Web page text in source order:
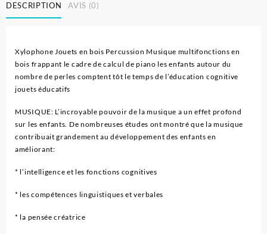
DESCRIPTION AVIS (0)
Xylophone Jouets en bois Percussion Musique multifonctions en
bois frappant le cadre de calcul de piano les enfants autour du
nombre de perles comptent tôt le temps de l’éducation cognitive
jouets éducatifs
MUSIQUE: L’incroyable pouvoir de la musique a un effet profond
sur les enfants. De nombreuses études ont montré que la musique
contribuait grandement au développement des enfants en
améliorant:
* l’intelligence et les fonctions cognitives
* les compétences linguistiques et verbales
* la pensée créatrice